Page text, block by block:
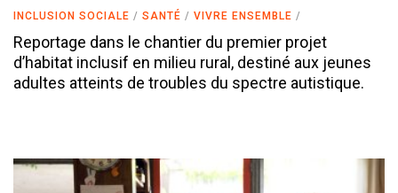
INCLUSION SOCIALE SANTÉ VIVRE ENSEMBLE
Reportage dans le chantier du premier projet
d’habitat inclusif en milieu rural, destiné aux jeunes
adultes atteints de troubles du spectre autistique.